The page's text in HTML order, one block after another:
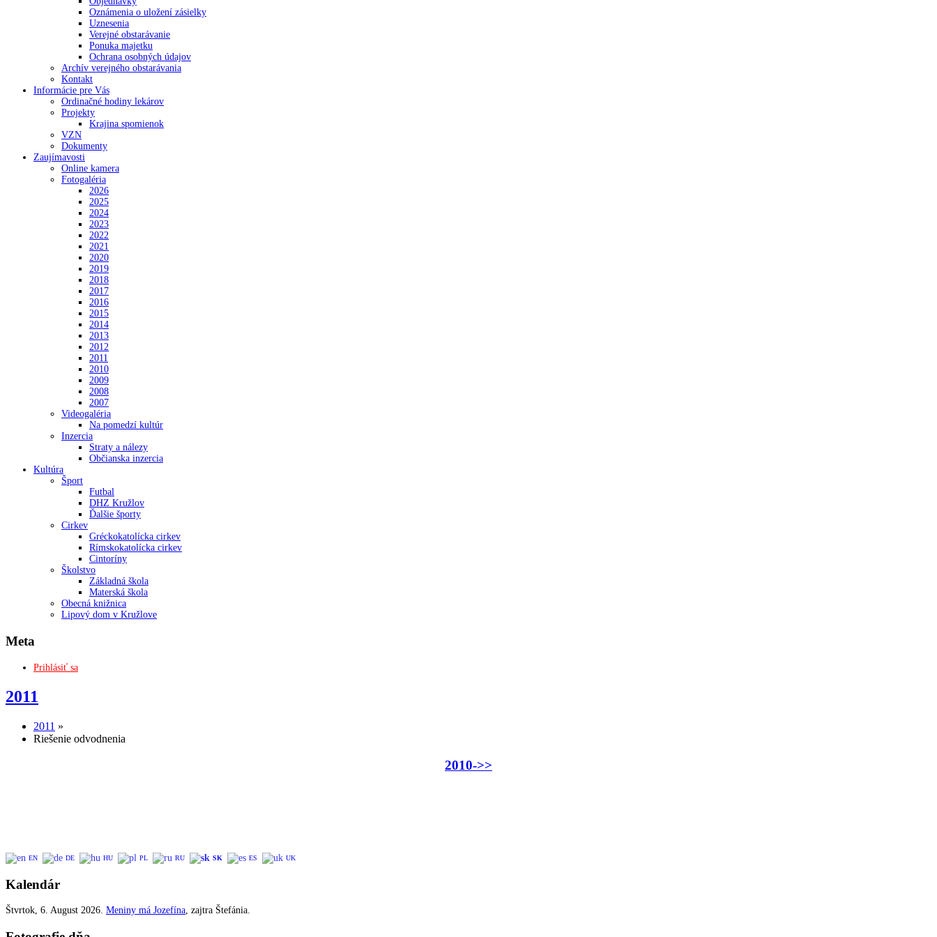
Oznámenia o uložení zásielky
Uznesenia
Verejné obstarávanie
Ponuka majetku
Ochrana osobných údajov
Archív verejného obstarávania
Kontakt
Informácie pre Vás
Ordinačné hodiny lekárov
Projekty
Krajina spomienok
VZN
Dokumenty
Zaujímavosti
Online kamera
Fotogaléria
2026
2025
2024
2023
2022
2021
2020
2019
2018
2017
2016
2015
2014
2013
2012
2011
2010
2009
2008
2007
Videogaléria
Na pomedzí kultúr
Inzercia
Straty a nálezy
Občianska inzercia
Kultúra
Šport
Futbal
DHZ Kružlov
Ďalšie športy
Cirkev
Gréckokatolícka cirkev
Rímskokatolícka cirkev
Cintoríny
Školstvo
Základná škola
Materská škola
Obecná knižnica
Lipový dom v Kružlove
Meta
Prihlásiť sa
2011
2011 »
Riešenie odvodnenia
2010->>
EN DE HU PL RU SK ES UK
Kalendár
Štvrtok, 6. August 2026. Meniny má Jozefína, zajtra Štefánia.